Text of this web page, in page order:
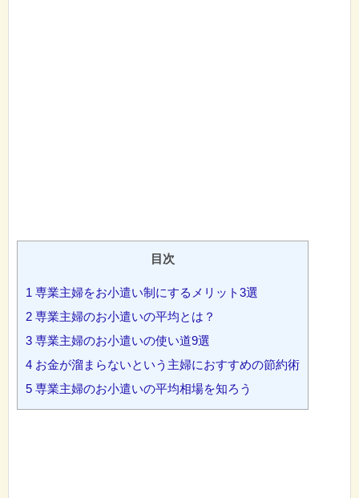
目次
1 専業主婦をお小遣い制にするメリット3選
2 専業主婦のお小遣いの平均とは？
3 専業主婦のお小遣いの使い道9選
4 お金が溜まらないという主婦におすすめの節約術
5 専業主婦のお小遣いの平均相場を知ろう